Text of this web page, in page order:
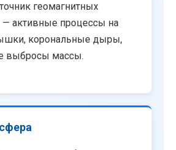
геомагнитных
активные процессы на
корональные дыры,
выбросы массы.